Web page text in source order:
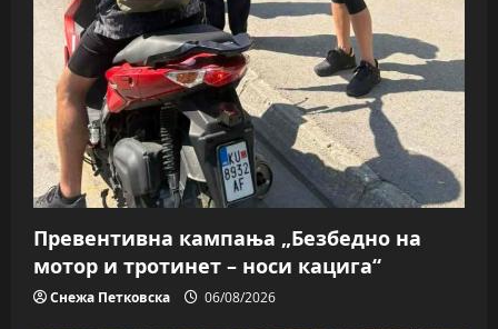
Превентивна кампања „Безбедно на
мотор и тротинет – носи кацига“
Снежа Петковска 06/08/2026